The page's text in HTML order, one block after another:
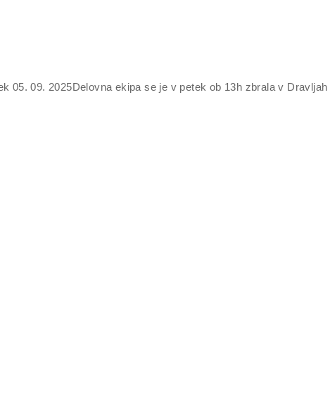
05. 09. 2025Delovna ekipa se je v petek ob 13h zbrala v